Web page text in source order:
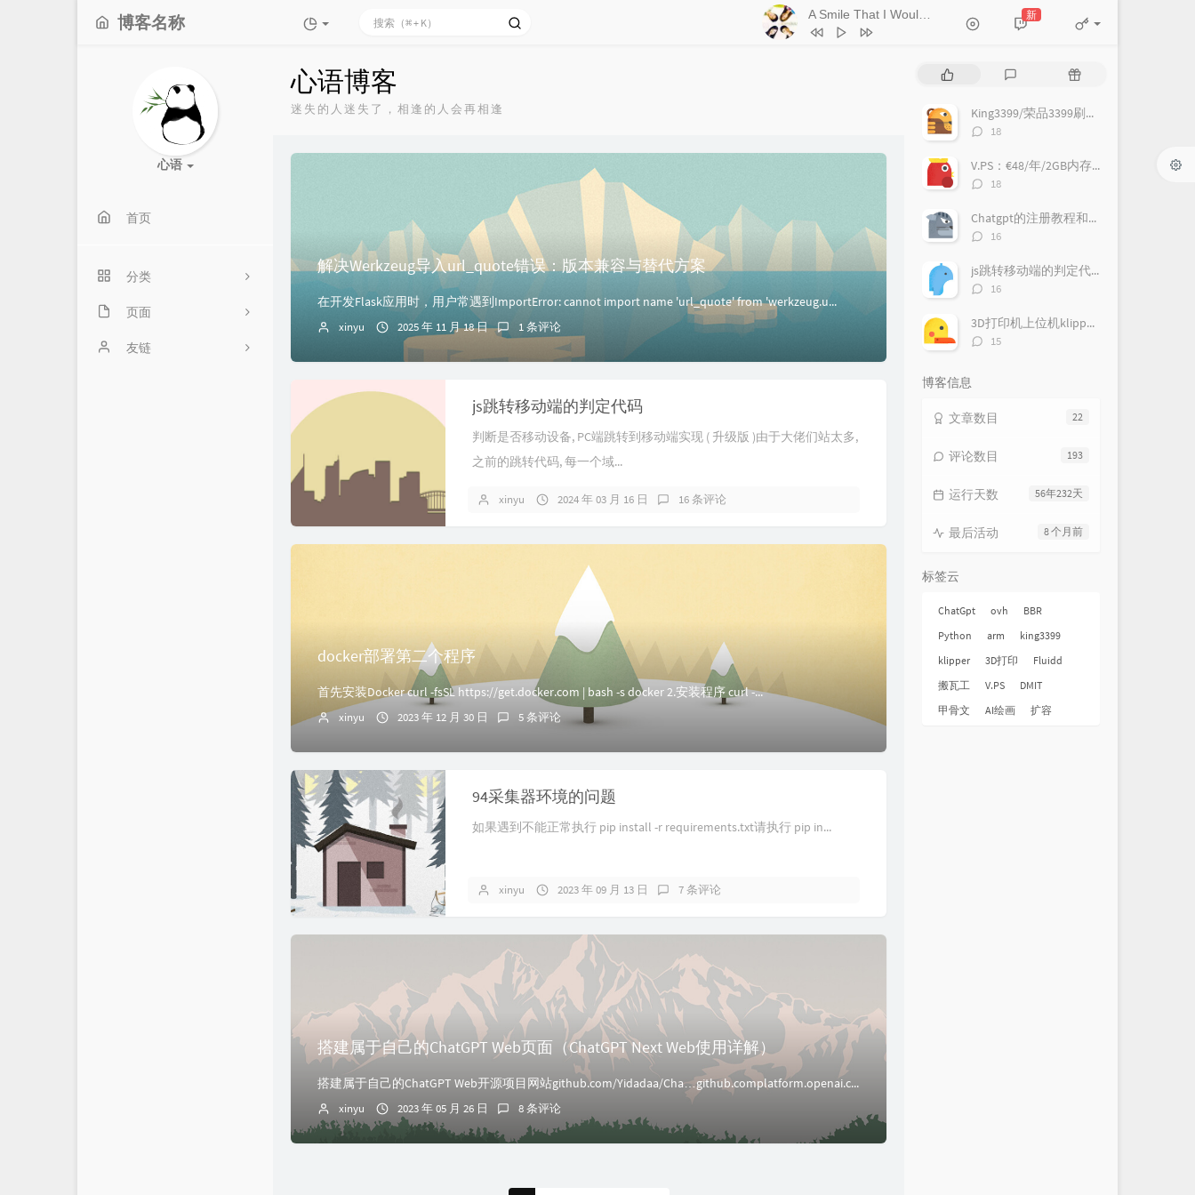
博客名称
- Kitti Kuremanee
1
Ticket (Day Trip)
Kitti Kuremanee
Kitti Kuremanee
刘昊霖
厘小白
8 情人知己 叶蒨文
当初就不该学php
新
心语
首页
分类
15
3
页面
留言板
友链
心语博客
迷失的人迷失了，相逢的人会再相逢
解决Werkzeug导入url_quote错误：版本兼容与替代方案
在开发Flask应用时，用户常遇到ImportError: cannot import name 'url_quote' from 'werkzeug.u...
xinyu 2025 年 11 月 18 日 1 条评论
js跳转移动端的判定代码
判断是否移动设备, PC端跳转到移动端实现 ( 升级版 )由于大佬们站太多,
之前的跳转代码, 每一个域...
xinyu 2024 年 03 月 16 日 16 条评论
docker部署第二个程序
首先安装Docker curl -fsSL https://get.docker.com | bash -s docker 2.安装程序 curl -...
xinyu 2023 年 12 月 30 日 5 条评论
94采集器环境的问题
如果遇到不能正常执行 pip install -r requirements.txt请执行 pip in...
xinyu 2023 年 09 月 13 日 7 条评论
搭建属于自己的ChatGPT Web页面（ChatGPT Next Web使用详解）
搭建属于自己的ChatGPT Web开源项目网站github.com/Yidadaa/Cha…github.complatform.openai.com/...
xinyu 2023 年 05 月 26 日 8 条评论
评
随
文King3399/荣品3399刷机教程
评
数：
18
V.PS：€48/年/2GB内存/500GB空间/10TB流量/1Gbps端口/KVM/荷兰
评
数：
18
Chatgpt的注册教程和使用
评
数：
16
js跳转移动端的判定代码
评
数：
16
3D打印机上位机klipper的安装详细教程
评
15
博客信息
22
文章数目
193
评论数目
56年232天
运行天数
8 个月前
最后活动
标签云
ChatGpt ovh
BBR
Python
arm
king3399
klipper
3D打印
Fluidd
搬瓦工
V.PS
DMIT
甲骨文
AI绘画 扩容